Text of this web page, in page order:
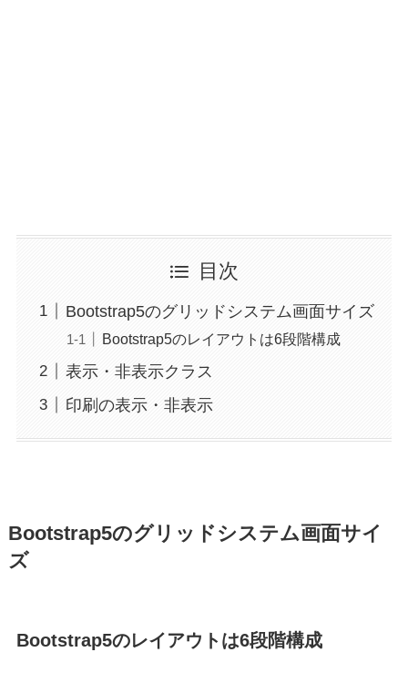
目次
Bootstrap5のグリッドシステム画面サイズ
Bootstrap5のレイアウトは6段階構成
表示・非表示クラス
印刷の表示・非表示
Bootstrap5のグリッドシステム画面サイ
ズ
Bootstrap5のレイアウトは6段階構成